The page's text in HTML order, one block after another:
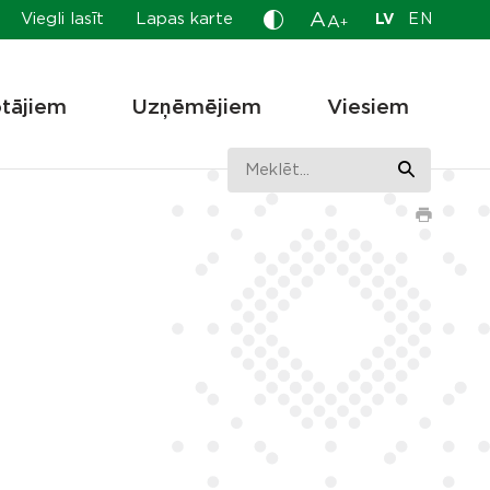
Viegli lasīt Lapas karte A A+ LV EN
Uzņēmējiem Viesiem